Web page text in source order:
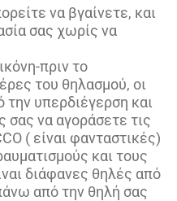
να βγαίνετε, και
σας χωρίς να
πριν το
του θηλασμού, οι
την υπερδιέγερση και
να αγοράσετε τις
( είναι φανταστικές)
και τους
διάφανες θηλές από
από την θηλή σας